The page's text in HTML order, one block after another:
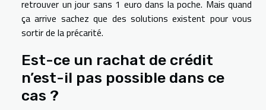
retrouver un jour sans 1 euro dans la poche. Mais quand
ça arrive sachez que des solutions existent pour vous
sortir de la précarité.
Est-ce un rachat de crédit
n’est-il pas possible dans ce
cas ?